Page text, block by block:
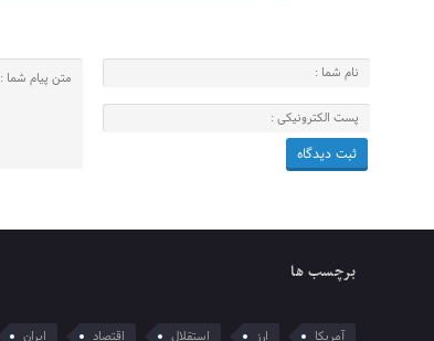
برچسب ها
آمریکا ارز استقلال اقتصاد ایران